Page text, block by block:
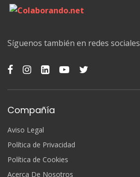
Síguenos también en redes sociales
Compañía
Aviso Legal
Política de Privacidad
Política de Cookies
Acerca De Nosotros